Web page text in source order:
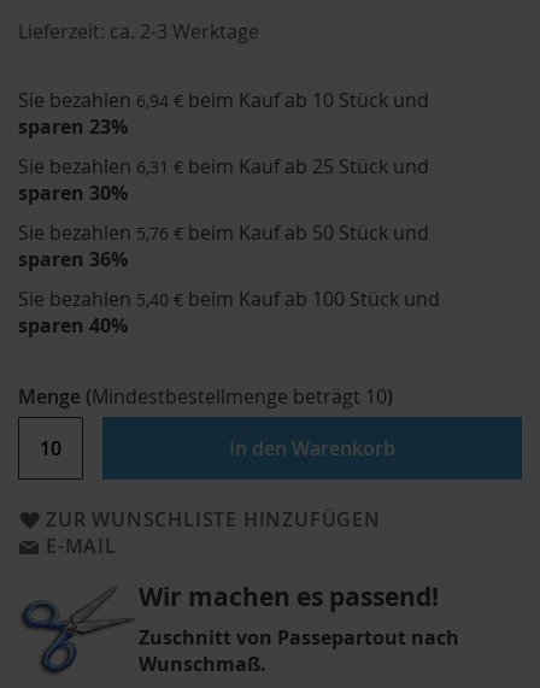
Lieferzeit: ca. 2-3 Werktage
Sie bezahlen 6,94 € beim Kauf ab 10 Stück und
sparen 23%
Sie bezahlen 6,31 € beim Kauf ab 25 Stück und
sparen 30%
Sie bezahlen 5,76 € beim Kauf ab 50 Stück und
sparen 36%
Sie bezahlen 5,40 € beim Kauf ab 100 Stück und
sparen 40%
Menge (Mindestbestellmenge beträgt 10)
In den Warenkorb
ZUR WUNSCHLISTE HINZUFÜGEN
E-MAIL
Wir machen es passend!
Zuschnitt von Passepartout nach
Wunschmaß.